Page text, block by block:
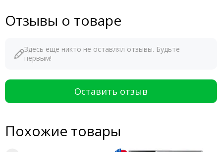
Отзывы о товаре
Здесь еще никто не оставлял отзывы. Будьте
первым!
Оставить отзыв
Похожие товары